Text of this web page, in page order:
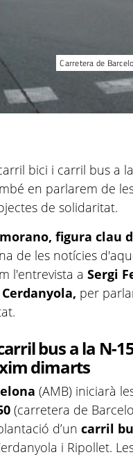
Carretera de
bici i carril bus a
en parlarem de
de solidaritat.
figura clau
de les notícies
l'entrevista aSergi
per
bus a la N-
dimarts
(AMB) iniciarà
(carretera de
d’uncarril
i Ripollet.